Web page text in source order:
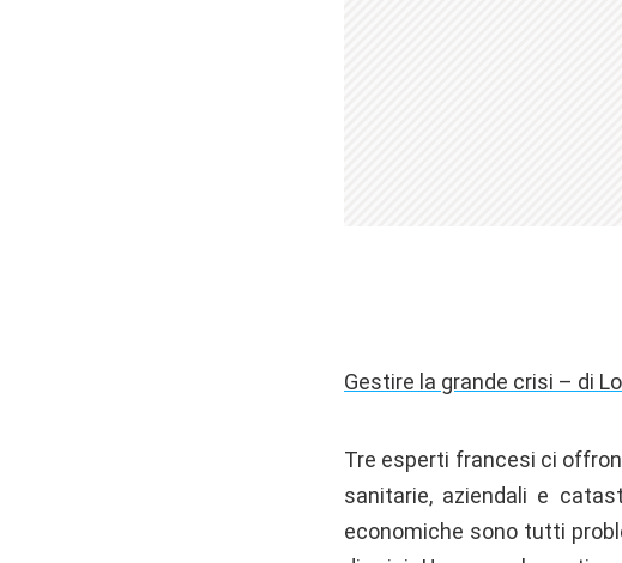
Gestire la grande crisi – di
Tre esperti francesi ci
sanitarie, aziendali e
economiche sono tutti